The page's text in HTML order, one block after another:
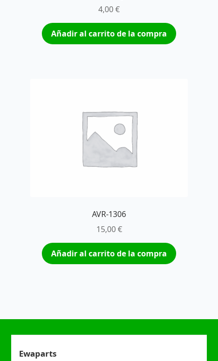
4,00€
Añadir al carrito de la compra
AVR-1306
15,00€
Añadir al carrito de la compra
Ewaparts